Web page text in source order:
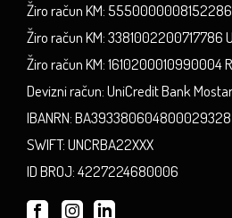
Žiro račun KM:
Žiro račun KM: 3381002200717786
Žiro račun KM: 1610200010990004
Devizni račun: UniCredit Bank Mostar
IBANRN: BA393380604800029328
SWIFT: UNCRBA22XXX
ID BROJ: 4227224680006